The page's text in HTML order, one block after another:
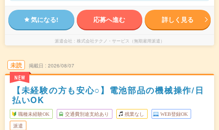
気になる! 応募へ進む 詳しく見る
派遣会社 株式会社テクノ・サービス（無期雇用派遣）
未読
NEW
掲載日 2026/08/07
【未経験の方も安心○】電池部品の機械操作/日
払いOK
職種未経験OK 交通費別途支給あり 残業なし WEB登録OK
派遣